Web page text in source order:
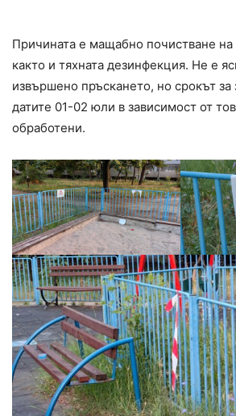
Причината е мащабно почистване
както и тяхната дезинфекция. Не е
извършено пръскането, но срокът за
датите 01-02 юли в зависимост от
обработени.